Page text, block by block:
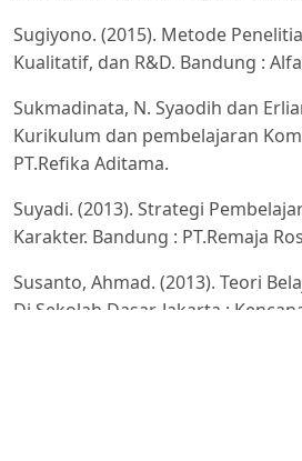
Sugiyono. (2015). Metode
Kualitatif, dan R&D. Bandung :
Sukmadinata, N. Syaodih dan
Kurikulum dan pembelajaran
PT.Refika Aditama.
Suyadi. (2013). Strategi
Karakter. Bandung : PT.Remaja
Susanto, Ahmad. (2013). Teori
Di Sekolah Dasar. Jakarta :